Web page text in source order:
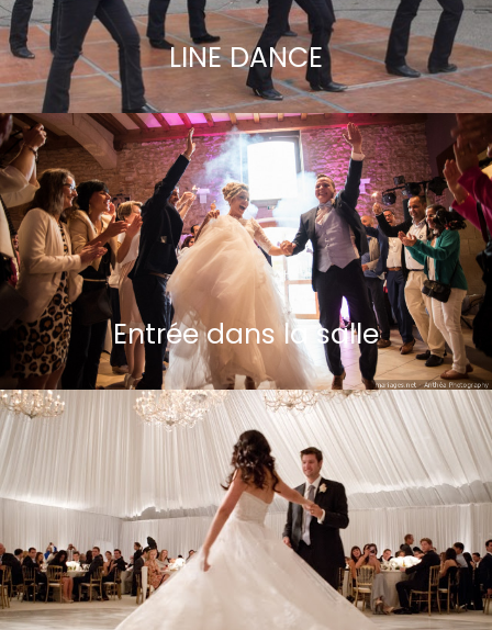
LINE DANCE
Entrée dans la salle